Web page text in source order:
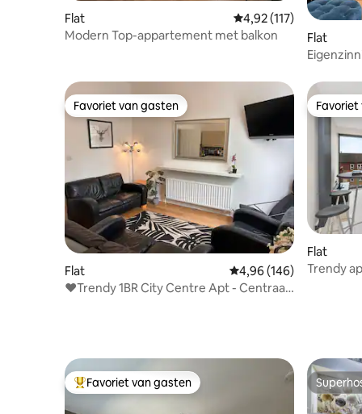
Flat Gemiddelde
4,92 (117)
Modern Top-appartement met balkon
Flat
Favoriet van gasten
Favoriet van gasten
Flat Gemiddelde
4,96 (146)
❤️Trendy 1BR City Centre Apt - Centraal
Flat
Trendy
Topfavoriet van gasten
Favoriet van gasten